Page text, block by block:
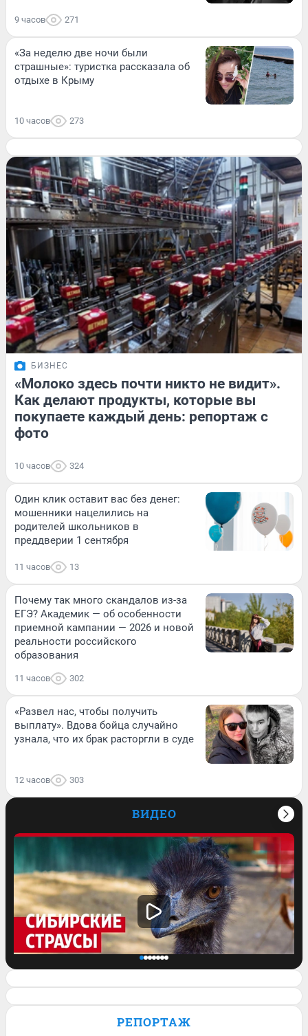
9 часов 271
«За неделю две ночи были
страшные»: туристка рассказала об
отдыхе в Крыму
10 часов 273
БИЗНЕС
«Молоко здесь почти никто не видит».
Как делают продукты, которые вы
покупаете каждый день: репортаж с
фото
10 часов 324
Один клик оставит вас без денег:
мошенники нацелились на
родителей школьников в
преддверии 1 сентября
11 часов 13
Почему так много скандалов из-за
ЕГЭ? Академик — об особенности
приемной кампании — 2026 и новой
реальности российского
образования
11 часов 302
«Развел нас, чтобы получить
выплату». Вдова бойца случайно
узнала, что их брак расторгли в суде
12 часов 303
ВИДЕО
выращивать страусов. Видео
РЕПОРТАЖ